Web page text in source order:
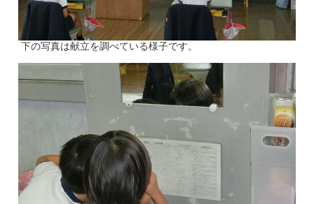
下の写真は献立を調べている様子です。